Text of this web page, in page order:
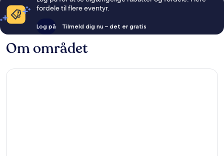
fordele til flere eventyr.
Log på Tilmeld dig nu – det er gratis
Om området